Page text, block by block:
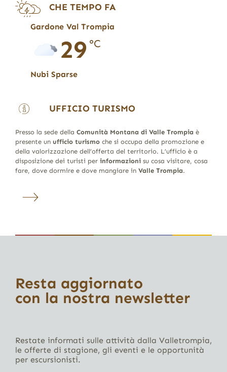
CHE TEMPO FA
Gardone Val Trompia
29 °C
Nubi Sparse
UFFICIO TURISMO
Presso la sede della Comunità Montana di Valle Trompia è
presente un ufficio turismoche si occupa della promozione e
della valorizzazione dell’offerta del territorio. L’ufficio è a
disposizione dei turisti per informazionisu cosa visitare, cosa
fare, dove dormire e dove mangiare in Valle Trompia.
Resta aggiornato
con la nostra newsletter
Restate informati sulle attività dalla Valletrompia,
le offerte di stagione, gli eventi e le opportunità
per escursionisti.